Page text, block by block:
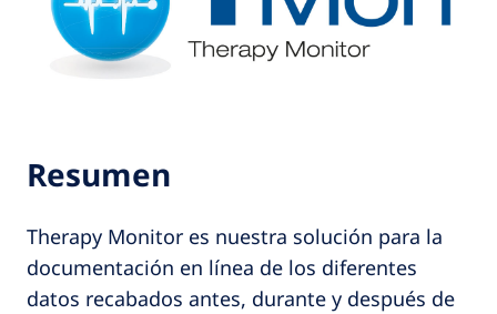
Resumen
Therapy Monitor es nuestra solución para la
documentación en línea de los diferentes
datos recabados antes, durante y después de